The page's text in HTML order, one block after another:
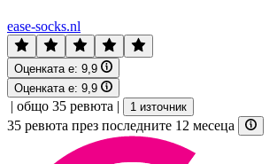
ease-socks.nl
Оценката е: 9,9
Оценката е: 9,9
| общо 35 ревюта | 1 източник
35 ревюта през последните 12 месеца